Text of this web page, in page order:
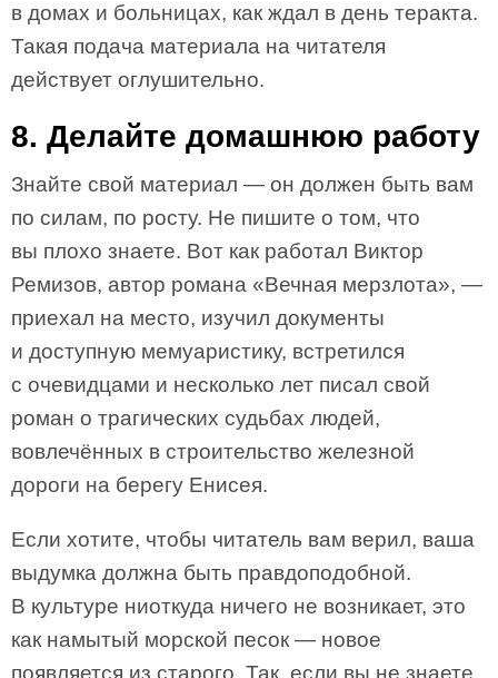
в домах и больницах, как ждал в день теракта.
Такая подача материала на читателя
действует оглушительно.
8. Делайте домашнюю работу
Знайте свой материал — он должен быть вам
по силам, по росту. Не пишите о том, что
вы плохо знаете. Вот как работал Виктор
Ремизов, автор романа «Вечная мерзлота», —
приехал на место, изучил документы
и доступную мемуаристику, встретился
с очевидцами и несколько лет писал свой
роман о трагических судьбах людей,
вовлечённых в строительство железной
дороги на берегу Енисея.
Если хотите, чтобы читатель вам верил, ваша
выдумка должна быть правдоподобной.
В культуре ниоткуда ничего не возникает, это
как намытый морской песок — новое
появляется из старого. Так, если вы не знаете,